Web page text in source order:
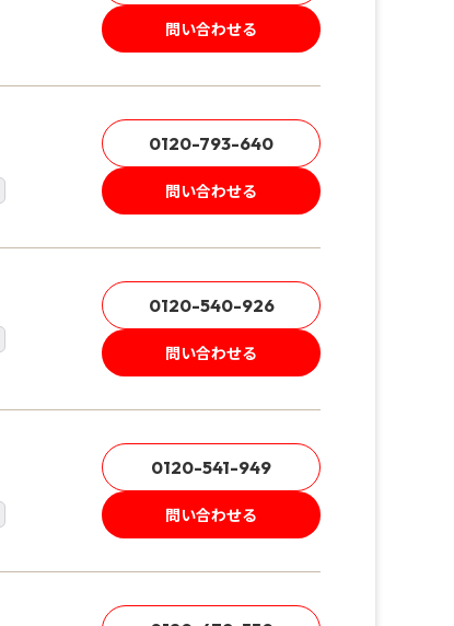
問い合わせる
0120-793-640
問い合わせる
0120-540-926
問い合わせる
0120-541-949
問い合わせる